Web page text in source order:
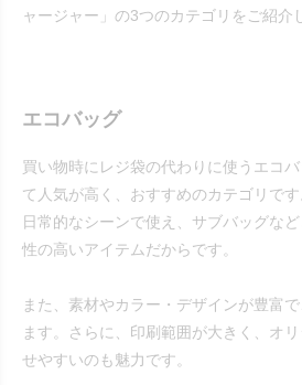
ャージャー」の3つのカテゴリをご紹介
エコバッグ
買い物時にレジ袋の代わりに使うエコ
て人気が高く、おすすめのカテゴリで
日常的なシーンで使え、サブバッグな
性の高いアイテムだからです。
また、素材やカラー・デザインが豊富
ます。さらに、印刷範囲が大きく、オ
せやすいのも魅力です。